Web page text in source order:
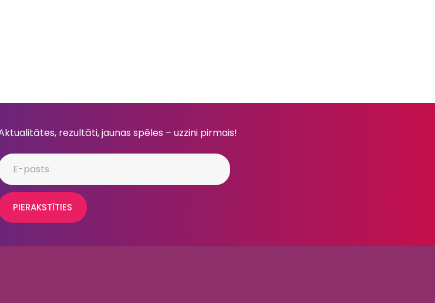
rezultāti, jaunas spēles – uzzini pirmais!
PIERAKSTĪTIES